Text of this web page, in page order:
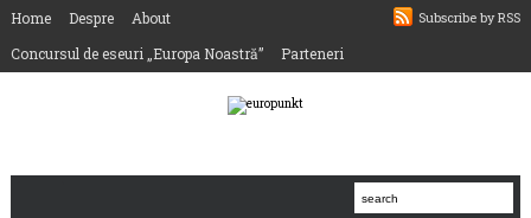
Subscribe by RSS
Home Despre
About
Concursul de eseuri „Europa Noastră”
Parteneri